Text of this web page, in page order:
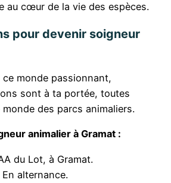
au cœur de la vie des espèces.
pour devenir soigneur
monde passionnant,
sont à ta portée, toutes
des parcs animaliers.
animalier à Gramat :
du Lot, à Gramat.
alternance.